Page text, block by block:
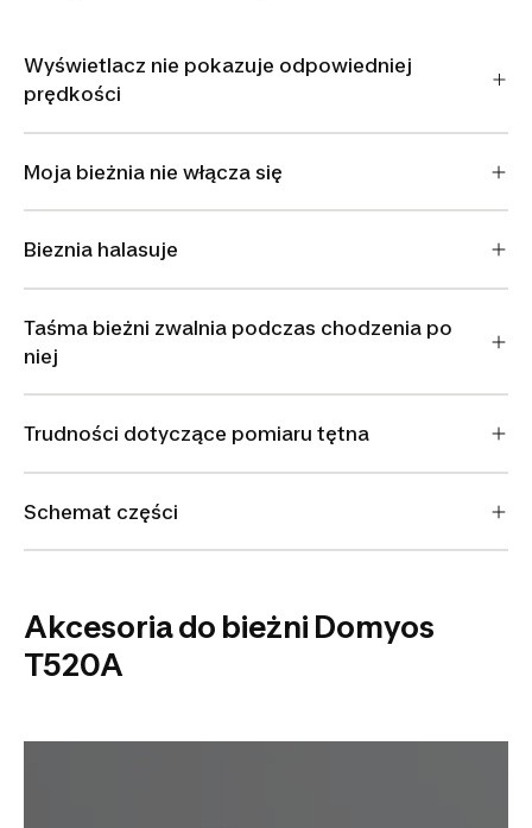
Wyświetlacz nie pokazuje odpowiedniej
prędkości
Moja bieżnia nie włącza się
Bieznia halasuje
Taśma bieżni zwalnia podczas chodzenia po
niej
Trudności dotyczące pomiaru tętna
Schemat części
Akcesoria do bieżni Domyos
T520A